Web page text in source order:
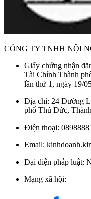
CÔNG TY TNHH NỘI
Giấy chứng nhận
Tài Chính Thành
lần thứ 1, ngày 19/
Địa chỉ: 24 Đường
phố Thủ Đức,
Điện thoại:
Email:
Đại diện pháp
Mạng xã hội: